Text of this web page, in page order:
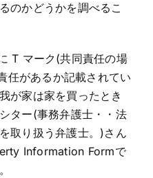
のかどうかを調べるこ
T マーク(共同責任の場
任があるか記載されてい
が家は家を買ったとき
ター(事務弁護士・・法
取り扱う弁護士。)さん
Information Formで